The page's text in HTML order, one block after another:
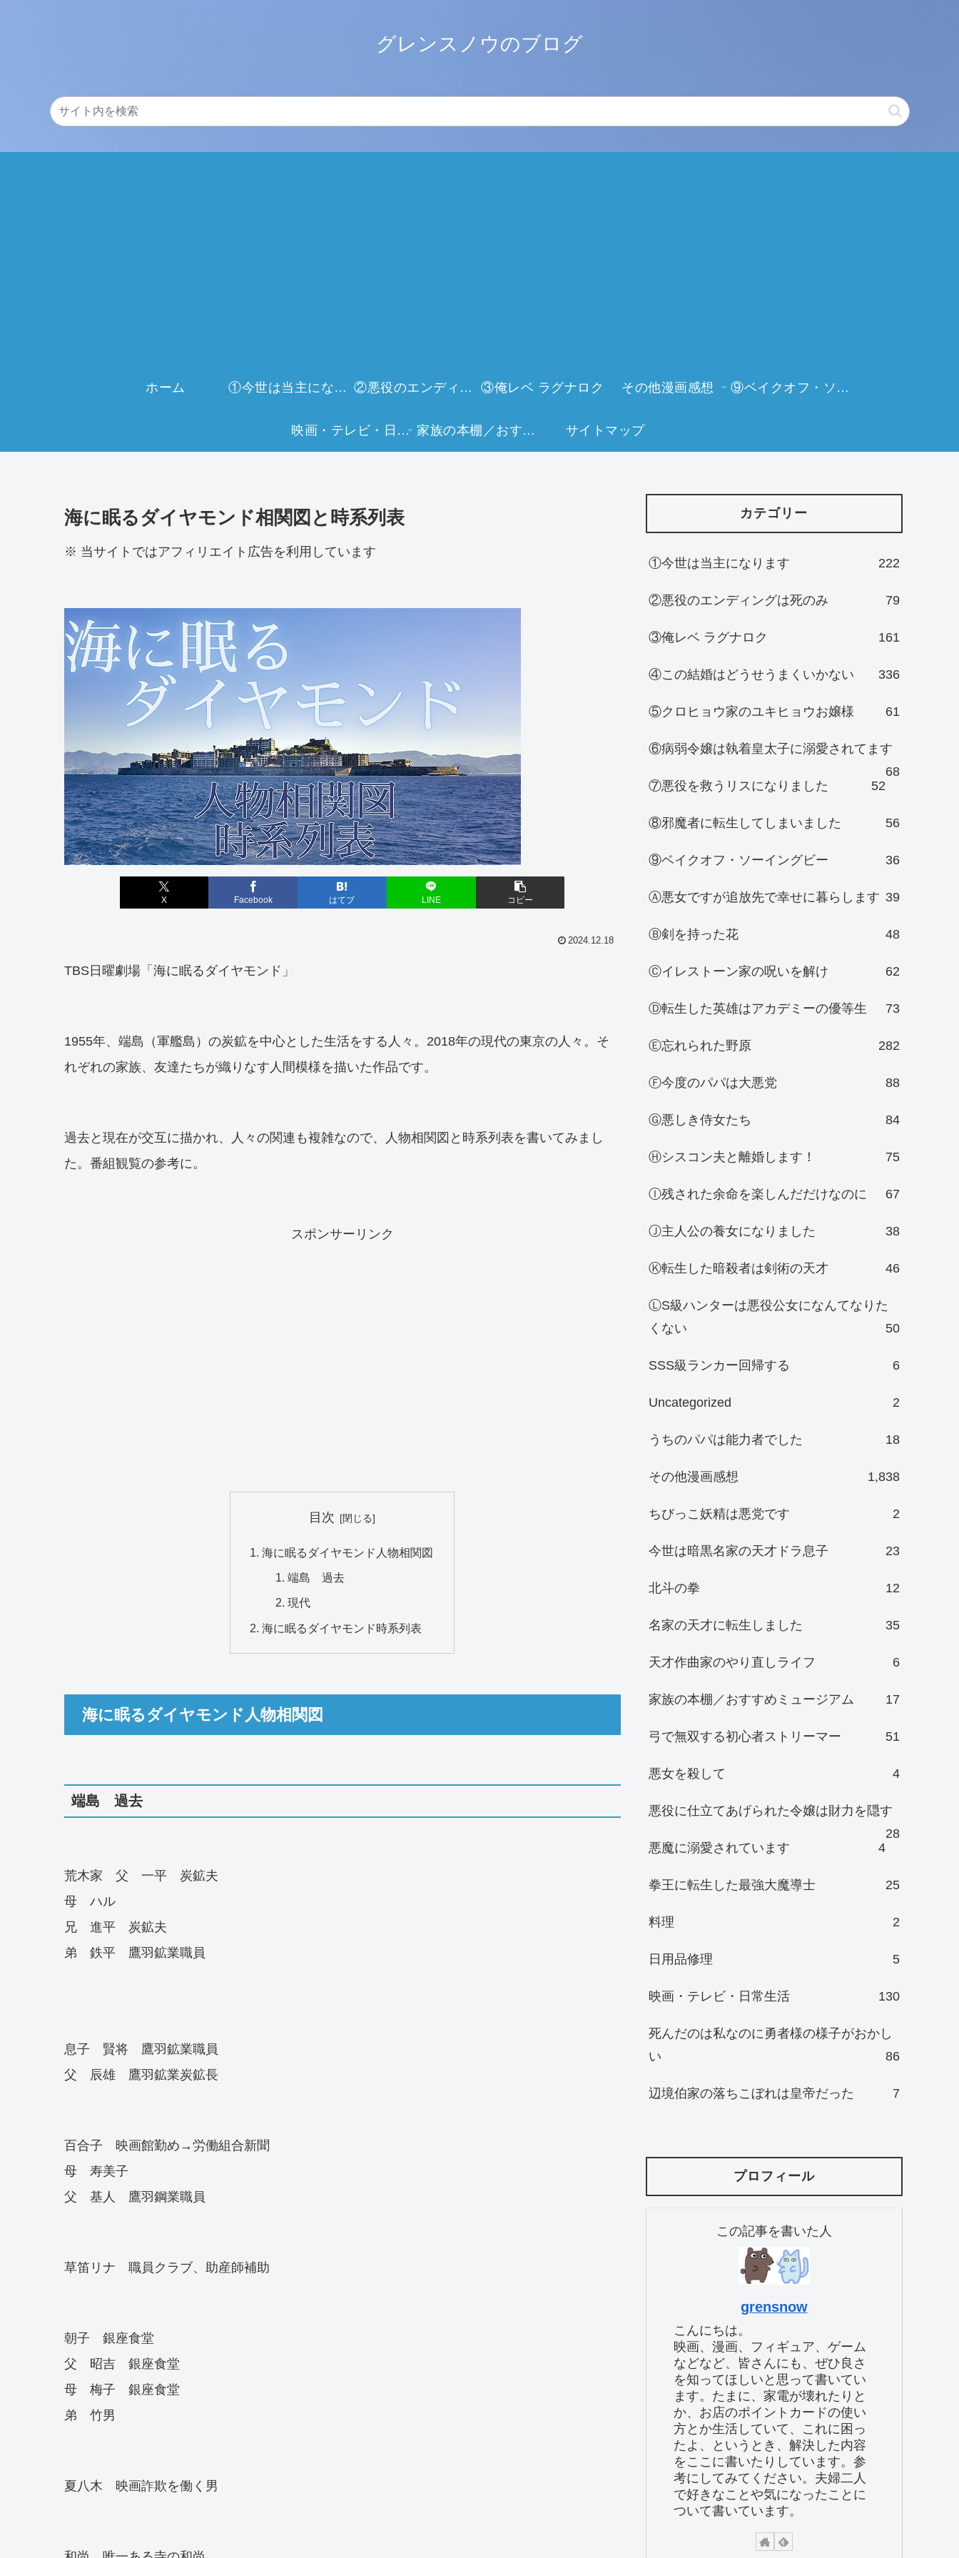
グレンスノウのブログ
ホーム ①今世は当主になります ②悪役のエンディングは死のみ ③俺レベ ラグナロク その他漫画感想 ⑨ベイクオフ・ソーイングビー
映画・テレビ・日常生活 家族の本棚／おすすめミュージアム サイトマップ
海に眠るダイヤモンド相関図と時系列表
※ 当サイトではアフィリエイト広告を利用しています
X Facebook はてブ LINE コピー
2024.12.18
TBS日曜劇場「海に眠るダイヤモンド」
1955年、端島（軍艦島）の炭鉱を中心とした生活をする人々。2018年の現代の東京の人々。そ
れぞれの家族、友達たちが織りなす人間模様を描いた作品です。
過去と現在が交互に描かれ、人々の関連も複雑なので、人物相関図と時系列表を書いてみまし
た。番組観覧の参考に。
スポンサーリンク
目次
海に眠るダイヤモンド人物相関図
端島 過去
現代
海に眠るダイヤモンド時系列表
海に眠るダイヤモンド人物相関図
端島 過去
荒木家 父 一平 炭鉱夫
母 ハル
兄 進平 炭鉱夫
弟 鉄平 鷹羽鉱業職員
息子 賢将 鷹羽鉱業職員
父 辰雄 鷹羽鉱業炭鉱長
百合子 映画館勤め→労働組合新聞
母 寿美子
父 基人 鷹羽鋼業職員
草笛リナ 職員クラブ、助産師補助
朝子 銀座食堂
父 昭吉 銀座食堂
母 梅子 銀座食堂
弟 竹男
夏八木 映画詐欺を働く男
カテゴリー
①今世は当主になります 222
②悪役のエンディングは死のみ 79
③俺レベ ラグナロク 161
④この結婚はどうせうまくいかない 336
⑤クロヒョウ家のユキヒョウお嬢様 61
⑥病弱令嬢は執着皇太子に溺愛されてます
68
⑦悪役を救うリスになりました
52
⑧邪魔者に転生してしまいました 56
⑨ベイクオフ・ソーイングビー 36
Ⓐ悪女ですが追放先で幸せに暮らします 39
Ⓑ剣を持った花 48
Ⓒイレストーン家の呪いを解け 62
Ⓓ転生した英雄はアカデミーの優等生 73
Ⓔ忘れられた野原 282
Ⓕ今度のパパは大悪党 88
Ⓖ悪しき侍女たち 84
Ⓗシスコン夫と離婚します！ 75
Ⓘ残された余命を楽しんだだけなのに 67
Ⓙ主人公の養女になりました 38
Ⓚ転生した暗殺者は剣術の天才 46
ⓁS級ハンターは悪役公女になんてなりた
くない
50
SSS級ランカー回帰する 6
Uncategorized 2
うちのパパは能力者でした 18
その他漫画感想 1,838
ちびっこ妖精は悪党です 2
今世は暗黒名家の天才ドラ息子 23
北斗の拳 12
名家の天才に転生しました 35
天才作曲家のやり直しライフ 6
家族の本棚／おすすめミュージアム 17
弓で無双する初心者ストリーマー 51
悪女を殺して 4
悪役に仕立てあげられた令嬢は財力を隠す
28
悪魔に溺愛されています
4
拳王に転生した最強大魔導士 25
料理 2
日用品修理 5
映画・テレビ・日常生活 130
死んだのは私なのに勇者様の様子がおかし
い
86
辺境伯家の落ちこぼれは皇帝だった 7
プロフィール
この記事を書いた人
grensnow
こんにちは。
映画、漫画、フィギュア、ゲーム
などなど、皆さんにも、ぜひ良さ
を知ってほしいと思って書いてい
ます。たまに、家電が壊れたりと
か、お店のポイントカードの使い
方とか生活していて、これに困っ
たよ、というとき、解決した内容
をここに書いたりしています。参
考にしてみてください。夫婦二人
で好きなことや気になったことに
ついて書いています。